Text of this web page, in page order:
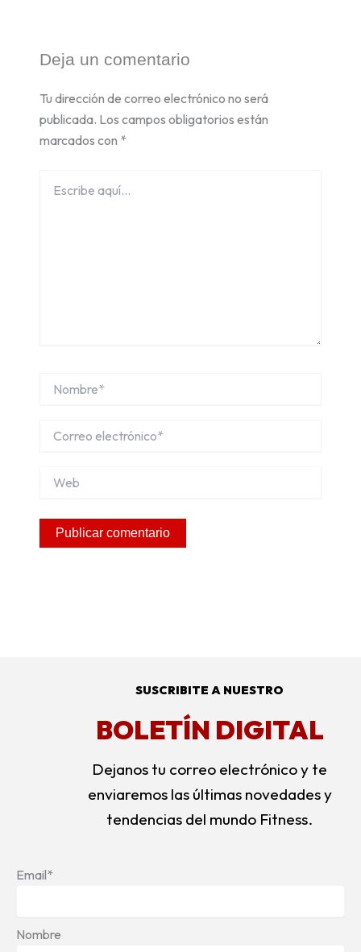
Deja un comentario
Tu dirección de correo electrónico no será
publicada. Los campos obligatorios están
marcados con *
aquí...
electrónico*
SUSCRIBITE A NUESTRO
BOLETÍN DIGITAL
Dejanos tu correo electrónico y te
enviaremos las últimas novedades y
tendencias del mundo Fitness.
Email*
Nombre